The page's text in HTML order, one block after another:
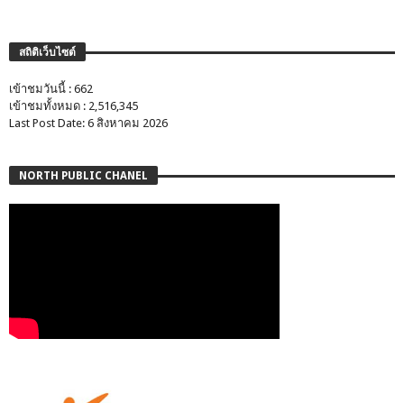
สถิติเว็บไซต์
เข้าชมวันนี้ : 662
เข้าชมทั้งหมด : 2,516,345
Last Post Date: 6 สิงหาคม 2026
NORTH PUBLIC CHANEL